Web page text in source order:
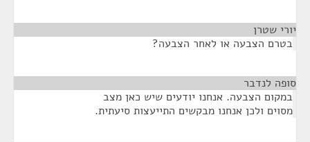
יורי שטרן
בטרם הצבעה או לאחר הצבעה?
סופה לנדבר
במקום הצבעה. אנחנו יודעים שיש כאן מצב
מסוים ולכן אנחנו מבקשים התייעצות סיעתית.